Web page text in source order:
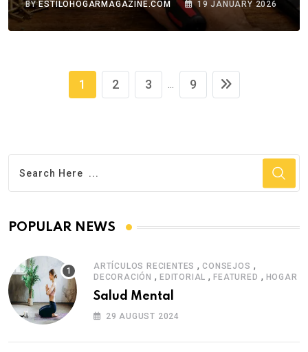
BYESTILOHOGARMAGAZINE.COM 19 JANUARY 2026
1 2 3 ... 9
POPULAR NEWS
ARTÍCULOS RECIENTES ,CONSEJOS ,
DECORACIÓN , EDITORIAL ,FEATURED , HOGAR
Salud Mental
29 AUGUST 2024